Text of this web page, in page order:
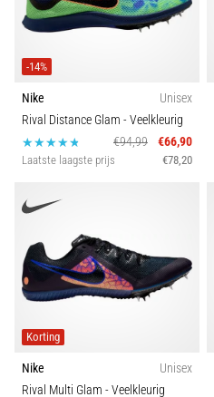
Hardlopersknie,
ook
bekend
als
het
iliotibiale
bandsyndroom
(ITBS),
een
veelvoorkomend
gezondheidsprobleem…
Toon
artikelen
-14%
Nike
Unisex
Rival Distance Glam - Veelkleurig
€94,99
€66,90
Laatste laagste prijs €78,20
Korting
Nike
Unisex
Rival Multi Glam - Veelkleurig